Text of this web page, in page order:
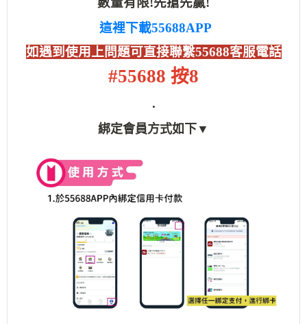
這裡下載55688APP
如遇到使用上問題可直接聯繫55688客服電話
#55688 按8
.
綁定會員方式如下▼